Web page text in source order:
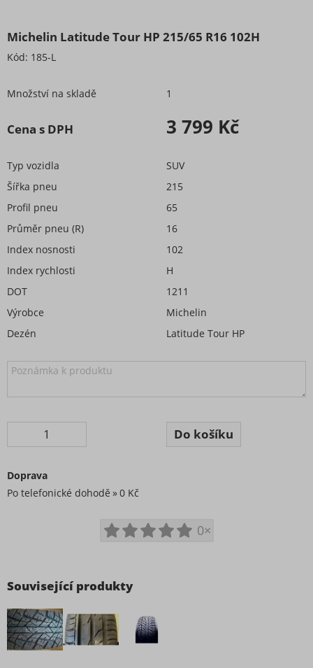
Michelin Latitude Tour HP 215/65 R16 102H
Kód: 185-L
Množství na skladě 1
Cena s DPH 3 799 Kč
Typ vozidla
SUV
Šířka pneu
215
Profil pneu
65
Průměr pneu (R)
16
Index nosnosti
102
Index rychlosti
H
DOT
1211
Výrobce
Michelin
Dezén
Latitude Tour HP
Doprava
Po telefonické dohodě
0 Kč
0×
Související produkty